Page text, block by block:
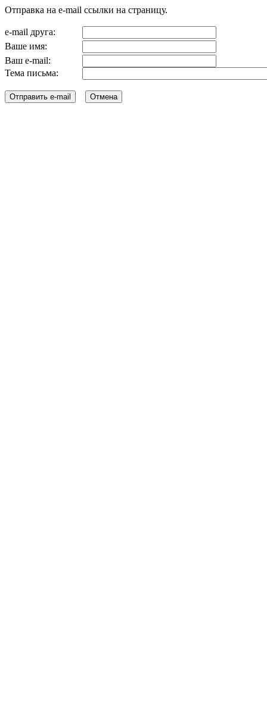
Отправка на e-mail ссылки на страницу.
e-mail друга:
Ваше имя:
Ваш e-mail:
Тема письма: